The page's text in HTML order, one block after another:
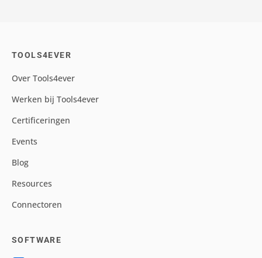
TOOLS4EVER
Over Tools4ever
Werken bij Tools4ever
Certificeringen
Events
Blog
Resources
Connectoren
SOFTWARE